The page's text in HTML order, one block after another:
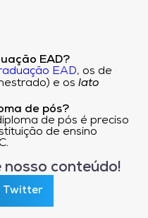
EAD?
EAD, os de
e os lato
de pós?
de pós é preciso
de ensino
conteúdo!
Twitter